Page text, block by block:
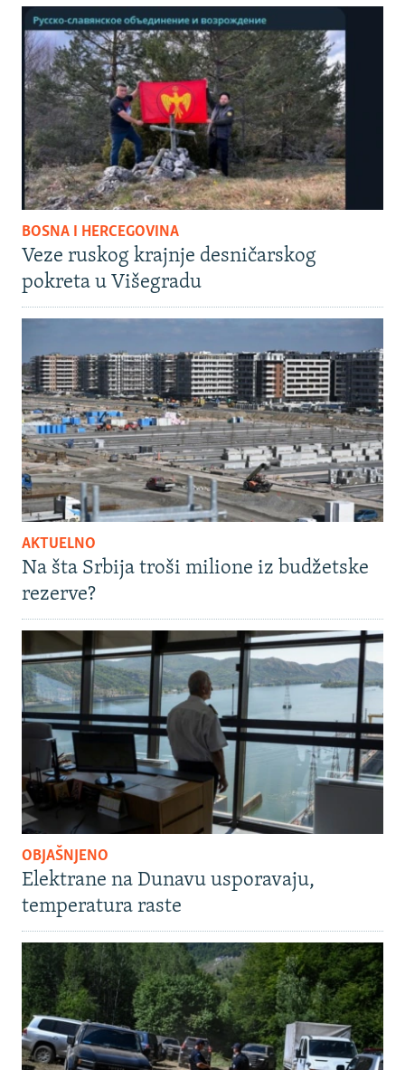
BOSNA I HERCEGOVINA
Veze ruskog krajnje desničarskog
pokreta u Višegradu
AKTUELNO
Na šta Srbija troši milione iz budžetske
rezerve?
OBJAŠNJENO
Elektrane na Dunavu usporavaju,
temperatura raste